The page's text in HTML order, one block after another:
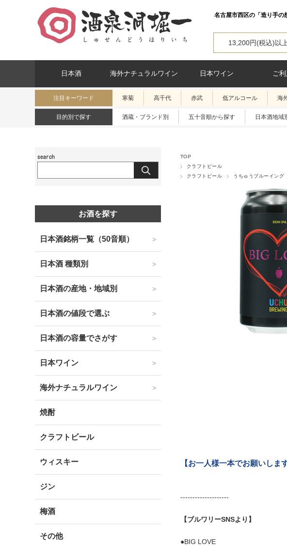
名古屋市西区の「造り手の
13,200円(税込)以上
日本酒 海外ナチュラルワイン 日本ワイン ご
注目キーワード 寒菊 高千代 赤武 低アルコール 海
目的別で探す 酒蔵・ブランド別 五十音順から探す 日本酒地域
TOP
クラフトビール
クラフトビール
うちゅうブルーイング
【お一人様一本でお願いしま
--------------------
【ブルワリーSNSより】
●BIG LOVE
お酒を探す
日本酒銘柄一覧（50音順）
日本酒 種類別
日本酒の産地・地域別
日本酒の値段で選ぶ
日本酒の容量でさがす
日本ワイン
海外ナチュラルワイン
焼酎
クラフトビール
ウィスキー
ジン
梅酒
その他